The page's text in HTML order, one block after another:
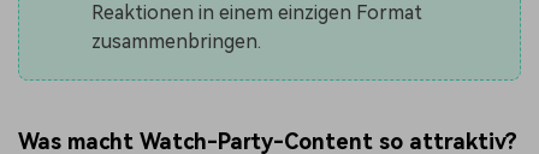
Reaktionen in einem einzigen Format
zusammenbringen.
Was macht Watch-Party-Content so attraktiv?